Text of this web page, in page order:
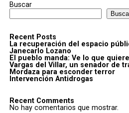
Buscar
Recent Posts
La recuperación del espacio
Janecarlo Lozano
El pueblo manda: Ve lo que
Vargas del Villar, un senador de
Mordaza para esconder terror
Intervención Antidrogas
Recent Comments
No hay comentarios que mostrar.